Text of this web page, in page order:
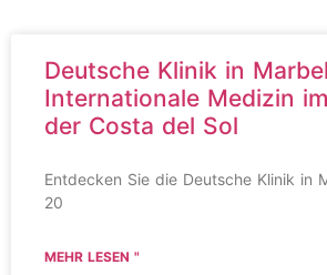
Deutsche Klinik in
Internationale Medizin
der Costa del Sol
Entdecken Sie die Deutsche Klinik in
20
MEHR LESEN "